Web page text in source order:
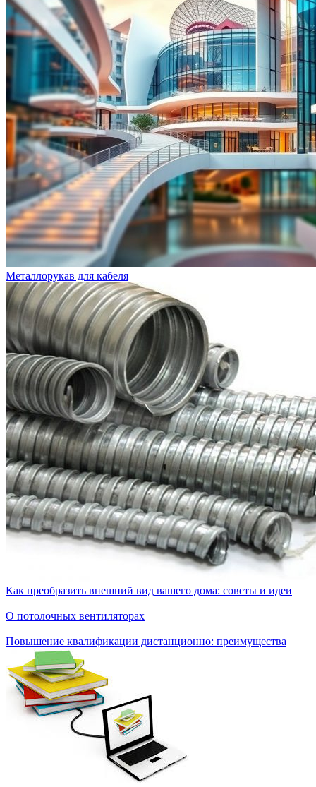
Металлорукав для кабеля
Как преобразить внешний вид вашего дома: советы и идеи
О потолочных вентиляторах
Повышение квалификации дистанционно: преимущества